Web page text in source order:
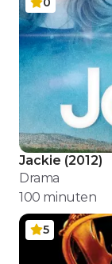
Jackie (2012)
Drama
100 minuten
5